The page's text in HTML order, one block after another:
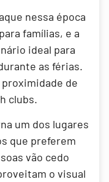
nessa época
famílias, e a
ideal para
as férias.
de
clubs.
um dos lugares
que preferem
vão cedo
o visual